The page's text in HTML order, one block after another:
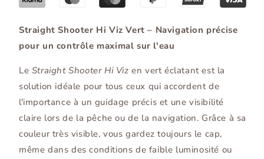
Straight Shooter Hi Viz Vert – Navigation précise
pour un contrôle maximal sur l'eau
Le Straight Shooter Hi Viz en vert éclatant est la
solution idéale pour tous ceux qui accordent de
l'importance à un guidage précis et une visibilité
claire lors de la pêche ou de la navigation. Grâce à sa
couleur très visible, vous gardez toujours le cap,
même dans des conditions de faible luminosité ou